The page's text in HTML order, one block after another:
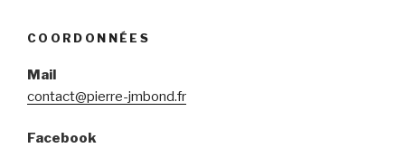
COORDONNÉES
Mail
contact@pierre-jmbond.fr
Facebook